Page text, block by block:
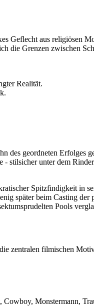
aus religiösen
die Grenzen zwischen
Realität.
des geordneten
unter dem
Spitzfindigkeit
später beim Casting
Pools
zentralen filmischen
Monstermann,